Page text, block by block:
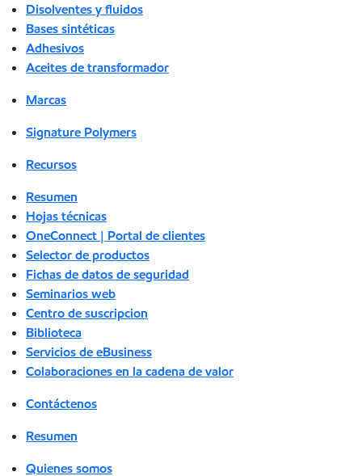
Disolventes y fluidos
Bases sintéticas
Adhesivos
Aceites de transformador
Marcas
Signature Polymers
Recursos
Resumen
Hojas técnicas
OneConnect | Portal de clientes
Selector de productos
Fichas de datos de seguridad
Seminarios web
Centro de suscripcion
Biblioteca
Servicios de eBusiness
Colaboraciones en la cadena de valor
Contáctenos
Resumen
Quienes somos